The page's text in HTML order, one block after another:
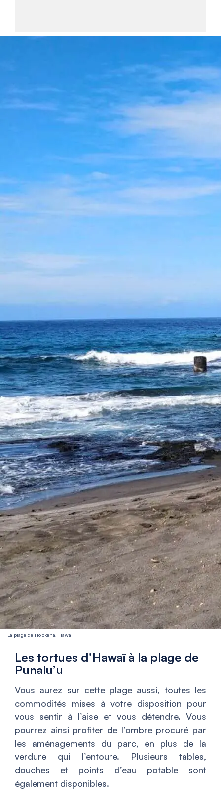
La plage de Ho’okena, Hawaï
Les tortues d’Hawaï à la plage de
Punalu’u
Vous aurez sur cette plage aussi, toutes les
commodités mises à votre disposition pour
vous sentir à l’aise et vous détendre. Vous
pourrez ainsi profiter de l’ombre procuré par
les aménagements du parc, en plus de la
verdure qui l’entoure. Plusieurs tables,
douches et points d’eau potable sont
également disponibles.